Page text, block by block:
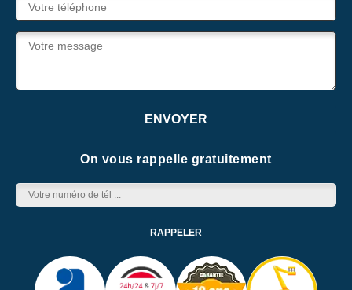
On vous rappelle gratuitement